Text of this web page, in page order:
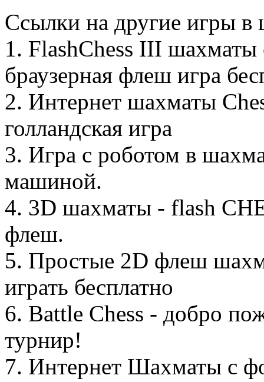
Ссылки на другие игры
1. FlashChess III
браузерная флеш игра
2. Интернет шахматы
голландская игра
3. Игра с роботом в
машиной.
4. 3D шахматы - flash
флеш.
5. Простые 2D флеш
играть бесплатно
6. Battle Chess - добро
турнир!
7. Интернет Шахматы с